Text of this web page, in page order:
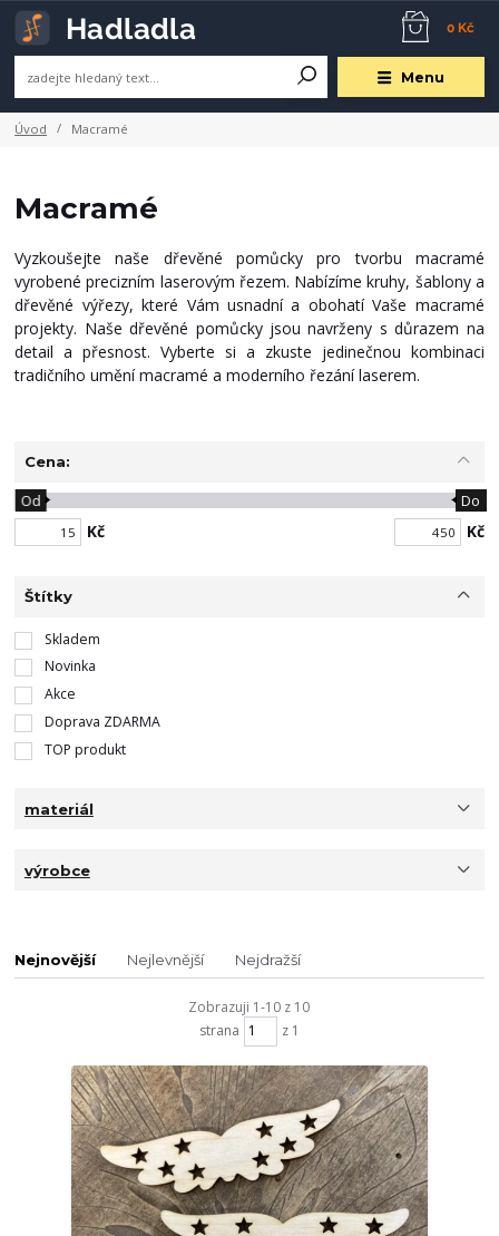
Menu
0 Kč
Úvod Macramé
Macramé
Vyzkoušejte naše dřevěné pomůcky pro tvorbu macramé
vyrobené precizním laserovým řezem. Nabízíme kruhy, šablony a
dřevěné výřezy, které Vám usnadní a obohatí Vaše macramé
projekty. Naše dřevěné pomůcky jsou navrženy s důrazem na
detail a přesnost. Vyberte si a zkuste jedinečnou kombinaci
tradičního umění macramé a moderního řezání laserem.
Cena:
Kč
Od Do
Kč
Štítky
Skladem
Novinka
Akce
Doprava ZDARMA
TOP produkt
materiál
výrobce
Nejnovější Nejlevnější Nejdražší
Zobrazuji 1-10 z 10
strana
z 1